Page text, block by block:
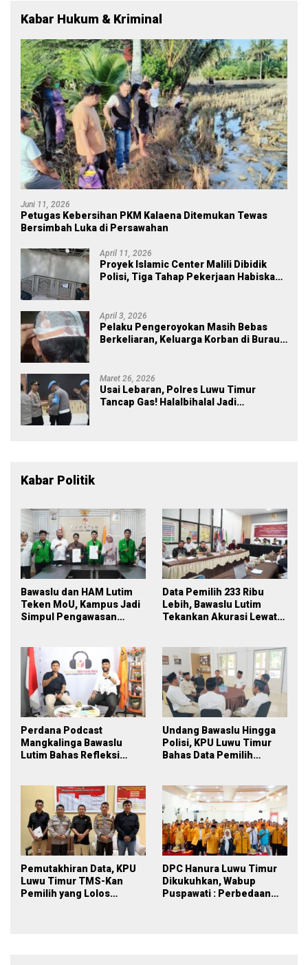
Kabar Hukum & Kriminal
Juni 11, 2026
Petugas Kebersihan PKM Kalaena Ditemukan Tewas
Bersimbah Luka di Persawahan
April 11, 2026
Proyek Islamic Center Malili Dibidik
Polisi, Tiga Tahap Pekerjaan Habiskan
April 3, 2026
Pelaku Pengeroyokan Masih Bebas
Berkeliaran, Keluarga Korban di Burau
Maret 26, 2026
Usai Lebaran, Polres Luwu Timur
Tancap Gas! Halalbihalal Jadi
Kabar Politik
Bawaslu dan HAM Lutim
Teken MoU, Kampus Jadi
Simpul Pengawasan
Data Pemilih 233 Ribu
Lebih, Bawaslu Lutim
Tekankan Akurasi Lewat
Perdana Podcast
Mangkalinga Bawaslu
Lutim Bahas Refleksi
Undang Bawaslu Hingga
Polisi, KPU Luwu Timur
Bahas Data Pemilih
Pemutakhiran Data, KPU
Luwu Timur TMS-Kan
Pemilih yang Lolos
DPC Hanura Luwu Timur
Dikukuhkan, Wabup
Puspawati : Perbedaan